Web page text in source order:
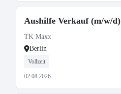
Aushilfe Verkauf (m/w/d)
TK Maxx
Berlin
Vollzeit
02.08.2026